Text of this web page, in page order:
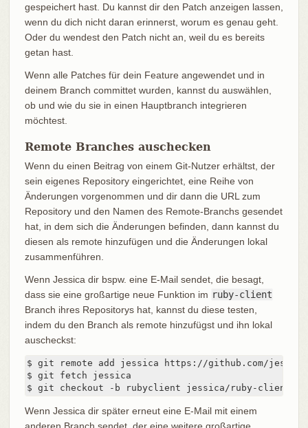
gespeichert hast. Du kannst dir den Patch anzeigen lassen,
wenn du dich nicht daran erinnerst, worum es genau geht.
Oder du wendest den Patch nicht an, weil du es bereits
getan hast.
Wenn alle Patches für dein Feature angewendet und in
deinem Branch committet wurden, kannst du auswählen,
ob und wie du sie in einen Hauptbranch integrieren
möchtest.
Remote Branches auschecken
Wenn du einen Beitrag von einem Git-Nutzer erhältst, der
sein eigenes Repository eingerichtet, eine Reihe von
Änderungen vorgenommen und dir dann die URL zum
Repository und den Namen des Remote-Branchs gesendet
hat, in dem sich die Änderungen befinden, dann kannst du
diesen als remote hinzufügen und die Änderungen lokal
zusammenführen.
Wenn Jessica dir bspw. eine E-Mail sendet, die besagt,
dass sie eine großartige neue Funktion im ruby-client
Branch ihres Repositorys hat, kannst du diese testen,
indem du den Branch als remote hinzufügst und ihn lokal
auscheckst:
$ git remote add jessica https://github.com/
$ git fetch jessica
$ git checkout -b rubyclient jessica/ruby-client
Wenn Jessica dir später erneut eine E-Mail mit einem
anderen Branch sendet, der eine weitere großartige